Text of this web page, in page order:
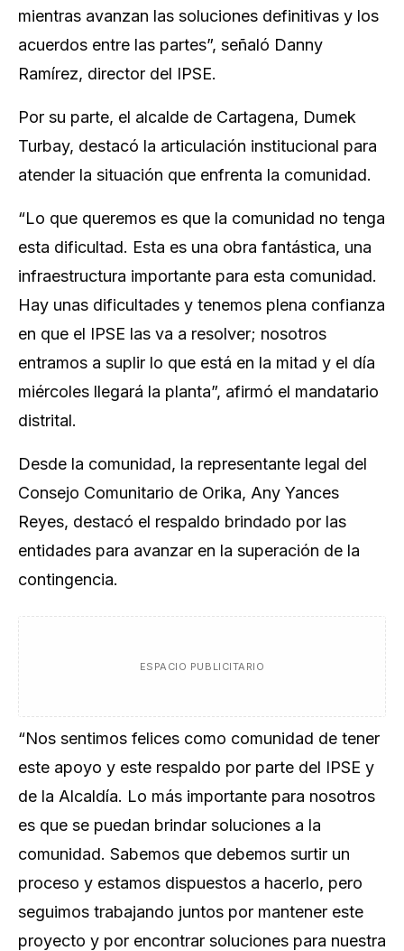
mientras avanzan las soluciones definitivas y los
acuerdos entre las partes”, señaló Danny
Ramírez, director del IPSE.
Por su parte, el alcalde de Cartagena, Dumek
Turbay, destacó la articulación institucional para
atender la situación que enfrenta la comunidad.
“Lo que queremos es que la comunidad no tenga
esta dificultad. Esta es una obra fantástica, una
infraestructura importante para esta comunidad.
Hay unas dificultades y tenemos plena confianza
en que el IPSE las va a resolver; nosotros
entramos a suplir lo que está en la mitad y el día
miércoles llegará la planta”, afirmó el mandatario
distrital.
Desde la comunidad, la representante legal del
Consejo Comunitario de Orika, Any Yances
Reyes, destacó el respaldo brindado por las
entidades para avanzar en la superación de la
contingencia.
ESPACIO PUBLICITARIO
“Nos sentimos felices como comunidad de tener
este apoyo y este respaldo por parte del IPSE y
de la Alcaldía. Lo más importante para nosotros
es que se puedan brindar soluciones a la
comunidad. Sabemos que debemos surtir un
proceso y estamos dispuestos a hacerlo, pero
seguimos trabajando juntos por mantener este
proyecto y por encontrar soluciones para nuestra